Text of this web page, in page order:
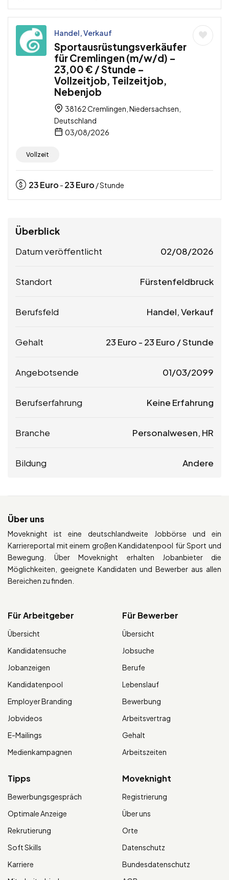
Handel, Verkauf
Sportausrüstungsverkäufer
für Cremlingen (m/w/d) –
23,00 € / Stunde –
Vollzeitjob, Teilzeitjob,
Nebenjob
38162 Cremlingen, Niedersachsen,
Deutschland
03/08/2026
Vollzeit
23Euro - 23Euro / Stunde
Überblick
Datum veröffentlicht 02/08/2026
Standort Fürstenfeldbruck
Berufsfeld Handel, Verkauf
Gehalt 23 Euro - 23 Euro / Stunde
Angebotsende 01/03/2099
Berufserfahrung Keine Erfahrung
Branche Personalwesen, HR
Bildung Andere
Über uns
Moveknight ist eine deutschlandweite Jobbörse und ein
Karriereportal mit einem großen Kandidatenpool für Sport und
Bewegung. Über Moveknight erhalten Jobanbieter die
Möglichkeiten, geeignete Kandidaten und Bewerber aus allen
Bereichen zu finden.
Für Arbeitgeber
Übersicht
Kandidatensuche
Jobanzeigen
Kandidatenpool
Employer Branding
Jobvideos
E-Mailings
Medienkampagnen
Für Bewerber
Übersicht
Jobsuche
Berufe
Lebenslauf
Bewerbung
Arbeitsvertrag
Gehalt
Arbeitszeiten
Tipps
Bewerbungsgespräch
Optimale Anzeige
Rekrutierung
Soft Skills
Karriere
Moveknight
Registrierung
Über uns
Orte
Datenschutz
Bundesdatenschutz